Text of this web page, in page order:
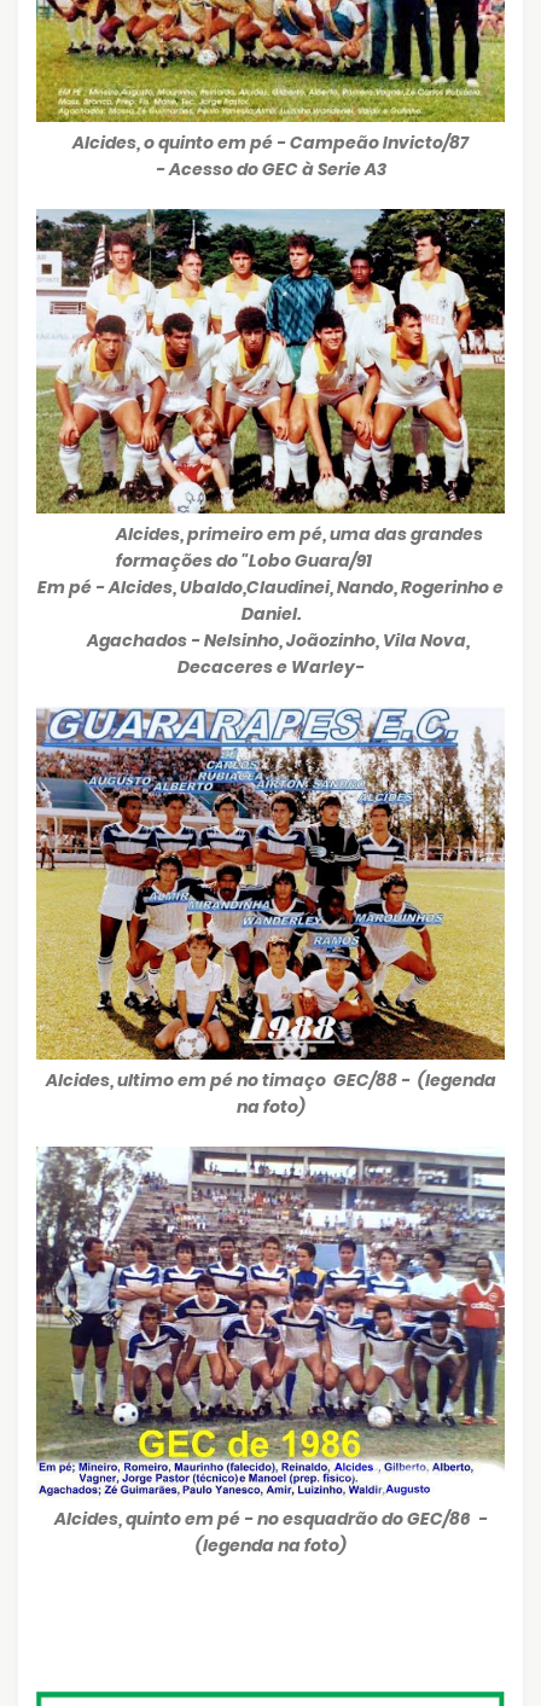
Alcides, o quinto em pé - Campeão Invicto/87
- Acesso do GEC à Serie A3
Alcides, primeiro em pé, uma das grandes
formações do "Lobo Guara/91
Em pé - Alcides, Ubaldo,Claudinei, Nando, Rogerinho e
Daniel.
Agachados - Nelsinho, Joãozinho, Vila Nova,
Decaceres e Warley-
Alcides, ultimo em pé no timaço GEC/88 - (legenda
na foto)
Alcides, quinto em pé - no esquadrão do GEC/86 -
(legenda na foto)